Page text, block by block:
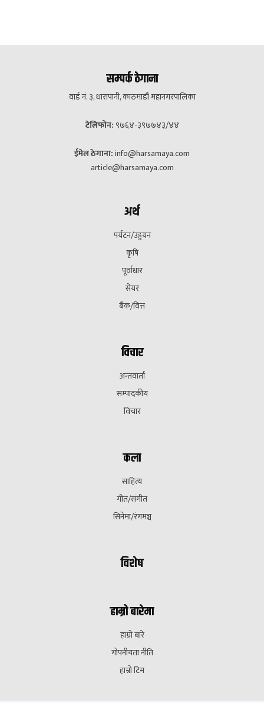
सम्पर्क ठेगाना
वार्ड नं. ३, धारापानी, काठमाडौं महानगरपालिका
टेलिफोन: ९७६४-३९७७४३/४४
ईमेल ठेगाना:info@harsamaya.com
article@harsamaya.com
अर्थ
पर्यटन/उड्डयन
कृषि
पूर्वाधार
सेयर
बैक/वित्त
विचार
अन्तवार्ता
सम्पादकीय
विचार
कला
साहित्य
गीत/संगीत
सिनेमा/रंगमञ्च
विशेष
हाम्रो बारेमा
हाम्रो बारे
गोपनीयता नीति
हाम्रो टिम